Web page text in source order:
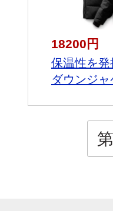
18200円
保温性を発
ダウンジャ